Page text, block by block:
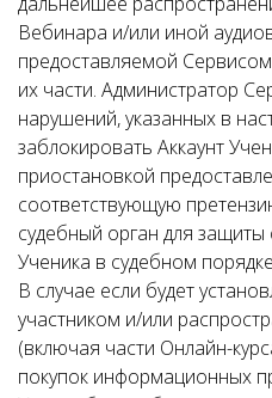
Вебинара и/или иной
предоставляемой
их части. Администратор
нарушений, указанных в
заблокировать Аккаунт
приостановкой
соответствующую
судебный орган для защиты
Ученика в судебном
В случае если будет
участником и/или
(включая части Онлайн-
покупок информационных